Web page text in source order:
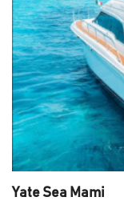
Yate Sea Mami